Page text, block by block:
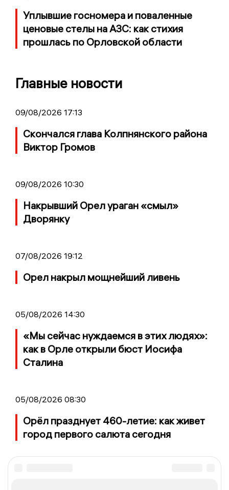
Уплывшие госномера и поваленные
ценовые стелы на АЗС: как стихия
прошлась по Орловской области
Главные новости
09/08/2026 17:13
Скончался глава Колпнянского района
Виктор Громов
09/08/2026 10:30
Накрывший Орел ураган «смыл»
Дворянку
07/08/2026 19:12
Орел накрыл мощнейший ливень
05/08/2026 14:30
«Мы сейчас нуждаемся в этих людях»:
как в Орле открыли бюст Иосифа
Сталина
05/08/2026 08:30
Орёл празднует 460-летие: как живет
город первого салюта сегодня